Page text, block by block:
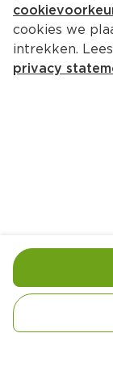
Van woensdag
2026 spaar je
snel verder en
• Sparen kan
juni 2026
• Bij elke €10
zegel*
• Met 5
cookies we
intrekken.
privacy